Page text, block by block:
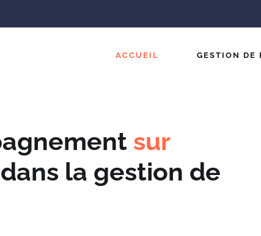
ACCUEIL GESTION DE
sur
dans la gestion de